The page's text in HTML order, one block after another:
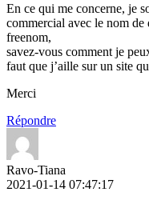
En ce qui me concerne, je
commercial avec le nom de
freenom,
savez-vous comment je
faut que j’aille sur un site
Merci
Répondre
Ravo-Tiana
2021-01-14 07:47:17